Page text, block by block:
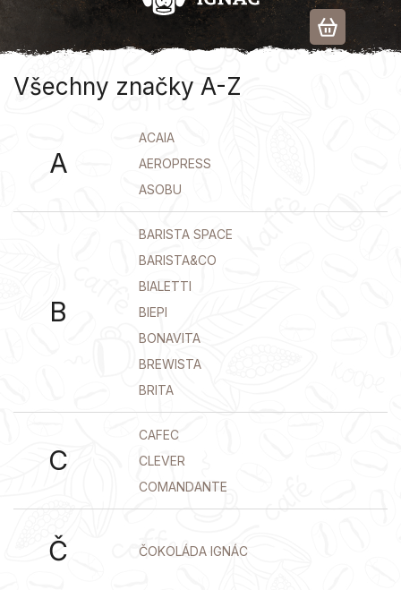
Přejít
Všechny značky A-Z
A
ACAIA
AEROPRESS
ASOBU
B
BARISTA SPACE
BARISTA&CO
BIALETTI
BIEPI
BONAVITA
BREWISTA
BRITA
C
CAFEC
CLEVER
COMANDANTE
Č ČOKOLÁDA IGNÁC